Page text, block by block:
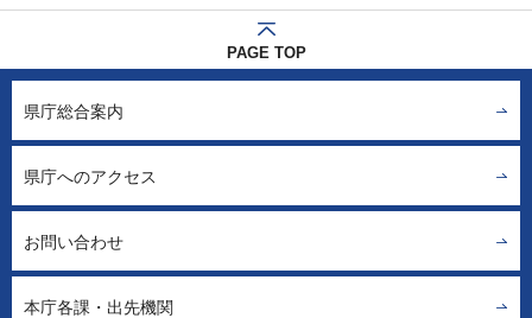
PAGE TOP
県庁総合案内
県庁へのアクセス
お問い合わせ
本庁各課・出先機関